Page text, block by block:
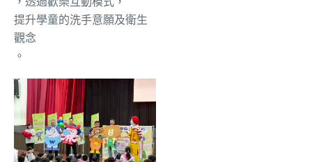
提升學童的洗手意願及衛生
觀念
。